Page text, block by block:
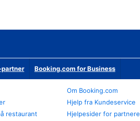
Booking.com for Business
restaurant
Om Booking.com
Hjelp fra Kundeservice
Hjelpesider for partnere